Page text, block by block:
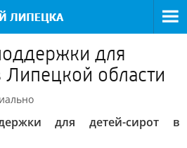
для
области
для детей-сирот в